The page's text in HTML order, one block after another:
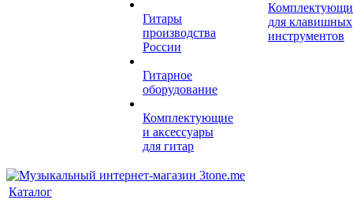
Гитары
производства
России
Гитарное
оборудование
Комплектующие
и аксессуары
для гитар
для клавишных
инструментов
Каталог